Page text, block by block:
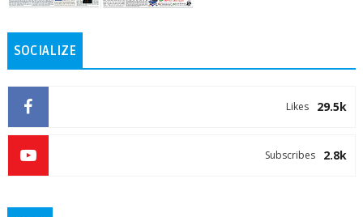
SOCIALIZE
29.5k
Likes
2.8k
Subscribes